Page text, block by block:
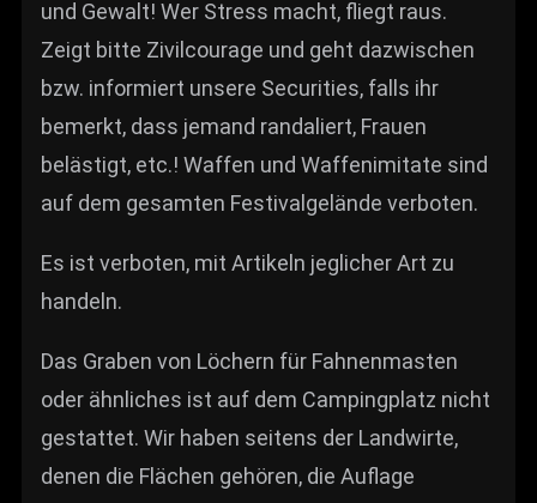
und Gewalt! Wer Stress macht, fliegt raus.
Zeigt bitte Zivilcourage und geht dazwischen
bzw. informiert unsere Securities, falls ihr
bemerkt, dass jemand randaliert, Frauen
belästigt, etc.! Waffen und Waffenimitate sind
auf dem gesamten Festivalgelände verboten.
Es ist verboten, mit Artikeln jeglicher Art zu
handeln.
Das Graben von Löchern für Fahnenmasten
oder ähnliches ist auf dem Campingplatz nicht
gestattet. Wir haben seitens der Landwirte,
denen die Flächen gehören, die Auflage